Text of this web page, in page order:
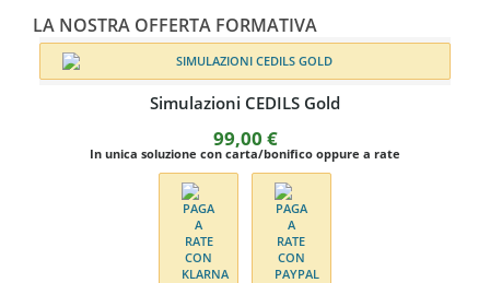
LA NOSTRA OFFERTA FORMATIVA
Simulazioni CEDILS Gold
99,00€
In unica soluzione con carta/bonifico oppure a rate